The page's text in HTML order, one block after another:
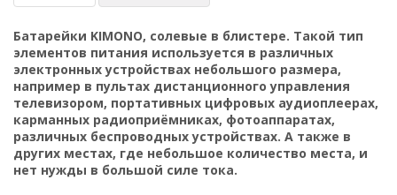
Батарейки KIMONO, солевые в блистере. Такой тип
элементов питания используется в различных
электронных устройствах небольшого размера,
например в пультах дистанционного управления
телевизором, портативных цифровых аудиоплеерах,
карманных радиоприёмниках, фотоаппаратах,
различных беспроводных устройствах. А также в
других местах, где небольшое количество места, и
нет нужды в большой силе тока.